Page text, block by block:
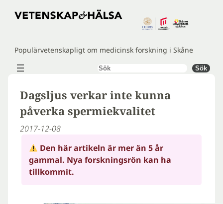
Hoppa
Populärvetenskapligt om medicinsk forskning i Skåne
Sök Sök
Dagsljus verkar inte kunna
påverka spermiekvalitet
2017-12-08
Den här artikeln är mer än 5 år
gammal. Nya forskningsrön kan ha
tillkommit.